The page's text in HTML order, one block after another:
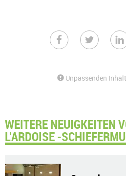
Unpassenden
WEITERE NEUIGKEITEN
L'ARDOISE -